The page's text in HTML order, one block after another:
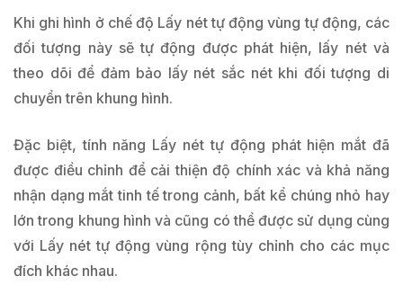
Khi ghi hình ở chế độ Lấy nét tự động vùng tự động, các
đối tượng này sẽ tự động được phát hiện, lấy nét và
theo dõi để đảm bảo lấy nét sắc nét khi đối tượng di
chuyển trên khung hình.
Đặc biệt, tính năng Lấy nét tự động phát hiện mắt đã
được điều chỉnh để cải thiện độ chính xác và khả năng
nhận dạng mắt tinh tế trong cảnh, bất kể chúng nhỏ hay
lớn trong khung hình và cũng có thể được sử dụng cùng
với Lấy nét tự động vùng rộng tùy chỉnh cho các mục
đích khác nhau.